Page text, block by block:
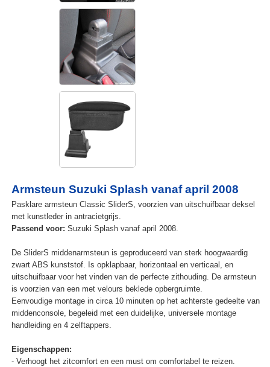
Armsteun Suzuki Splash vanaf april 2008
Pasklare armsteun Classic SliderS, voorzien van uitschuifbaar deksel
met kunstleder in antracietgrijs.
Passend voor: Suzuki Splash vanaf april 2008.
De SliderS middenarmsteun is geproduceerd van sterk hoogwaardig
zwart ABS kunststof. Is opklapbaar, horizontaal en verticaal, en
uitschuifbaar voor het vinden van de perfecte zithouding. De armsteun
is voorzien van een met velours beklede opbergruimte.
Eenvoudige montage in circa 10 minuten op het achterste gedeelte van
middenconsole, begeleid met een duidelijke, universele montage
handleiding en 4 zelftappers.
Eigenschappen:
- Verhoogt het zitcomfort en een must om comfortabel te reizen.